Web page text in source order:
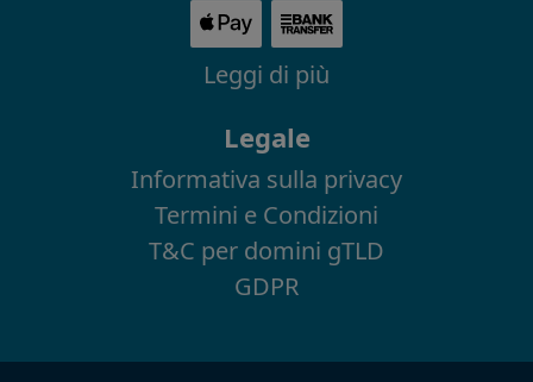
Leggi di più
Legale
Informativa sulla privacy
Termini e Condizioni
T&C per domini gTLD
GDPR